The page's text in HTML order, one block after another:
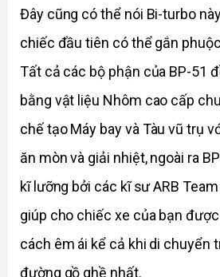
Đây cũng có thể nói Bi-turbo
chiếc đầu tiên có thể gắn
Tất cả các bộ phận của BP-51
bằng vật liệu Nhôm cao cấp
chế tạo Máy bay và Tàu vũ trụ
ăn mòn và giải nhiệt, ngoài ra
kĩ lưỡng bởi các kĩ sư ARB
giúp cho chiếc xe của bạn
cách êm ái kể cả khi di chuyển
đường gồ ghề nhất.